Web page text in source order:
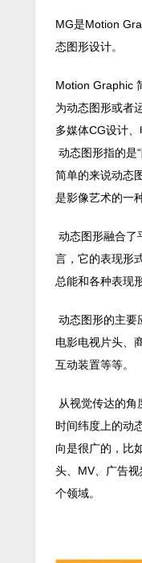
MG是Motion
态图形设计。
Motion Graphic
为动态图形或者
多媒体CG设计、
动态图形指的是
简单的来说动态
是影像艺术的一种
动态图形融合了
言，它的表现形
总能和各种表现
动态图形的主要
电影电视片头、
互动装置等等。
从视觉传达的角
时间纬度上的动
向是很广的，比
头、MV、广告
个领域。